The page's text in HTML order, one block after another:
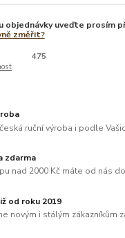
objednávky uveďte prosím
změřit?
475
ruční výroba i podle
zdarma
nad 2000 Kč máte od nás
od roku 2019
novým i stálým zákazníkům